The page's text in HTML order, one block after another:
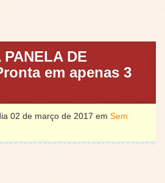
DE
em apenas 3
02 de março de 2017 em Sem